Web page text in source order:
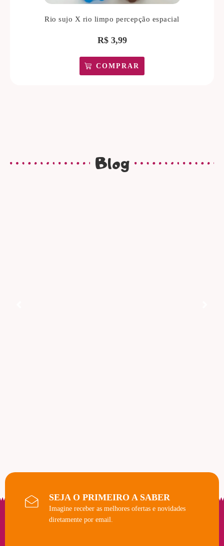
Rio sujo X rio limpo percepção espacial
R$3,99
COMPRAR
Blog
SEJA O PRIMEIRO A SABER
Imagine receber as melhores ofertas e novidades
diretamente por email.